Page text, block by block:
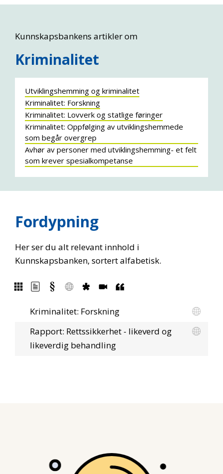
Kunnskapsbankens artikler om
Kriminalitet
Utviklingshemming og kriminalitet
Kriminalitet: Forskning
Kriminalitet: Lovverk og statlige føringer
Kriminalitet: Oppfølging av utviklingshemmede
som begår overgrep
Avhør av personer med utviklingshemming- et felt
som krever spesialkompetanse
Fordypning
Her ser du alt relevant innhold i
Kunnskapsbanken, sortert alfabetisk.
Kriminalitet: Forskning
Rapport: Rettssikkerhet - likeverd og
likeverdig behandling